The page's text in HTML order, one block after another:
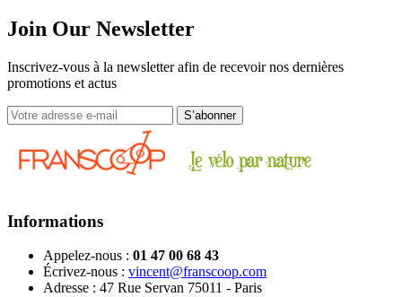
Join Our Newsletter
Inscrivez-vous à la newsletter afin de recevoir nos dernières
promotions et actus
Informations
Appelez-nous : 01 47 00 68 43
Écrivez-nous : vincent@franscoop.com
Adresse : 47 Rue Servan 75011 - Paris